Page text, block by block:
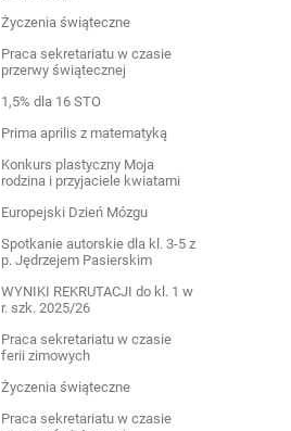
Życzenia świąteczne
Praca sekretariatu w czasie
przerwy świątecznej
1,5% dla 16 STO
Prima aprilis z matematyką
Konkurs plastyczny Moja
rodzina i przyjaciele kwiatami
Europejski Dzień Mózgu
Spotkanie autorskie dla kl. 3-5 z
p. Jędrzejem Pasierskim
WYNIKI REKRUTACJI do kl. 1 w
r. szk. 2025/26
Praca sekretariatu w czasie
ferii zimowych
Życzenia świąteczne
Praca sekretariatu w czasie